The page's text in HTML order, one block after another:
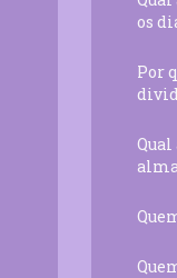
os
Por